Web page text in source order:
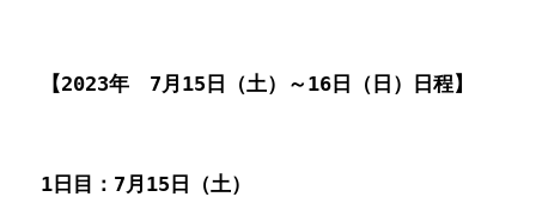
【2023年　7月15日（土）～16日（日）日程】
1日目：7月15日（土）